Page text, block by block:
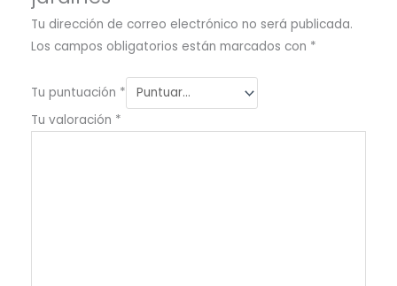
Tu dirección de correo electrónico no será publicada.
Los campos obligatorios están marcados con *
Tu puntuación *
Tu valoración *